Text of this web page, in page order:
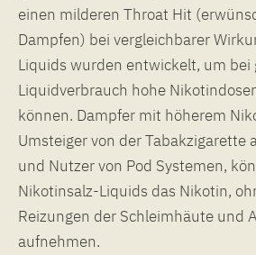
einen milderen Throat Hit
Dampfen) bei vergleichbarer
Liquids wurden entwickelt, um bei
Liquidverbrauch hohe
können. Dampfer mit höherem
Umsteiger von der Tabakzigarette
und Nutzer von Pod Systemen,
Nikotinsalz-Liquids das Nikotin,
Reizungen der Schleimhäute und
aufnehmen.